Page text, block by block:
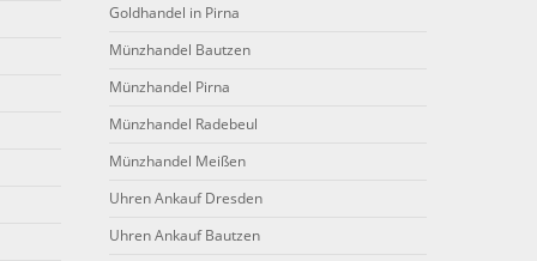
Goldhandel in Pirna
Münzhandel Bautzen
Münzhandel Pirna
Münzhandel Radebeul
Münzhandel Meißen
Uhren Ankauf Dresden
Uhren Ankauf Bautzen